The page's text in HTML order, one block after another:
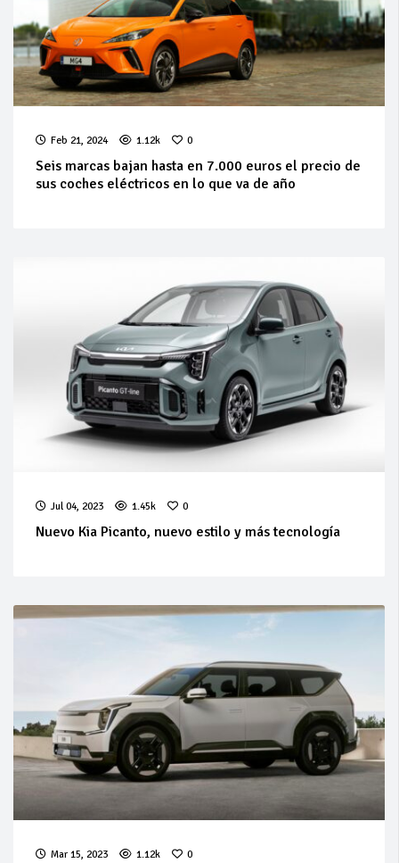
Feb 21, 2024 1.12k 0
Seis marcas bajan hasta en 7.000 euros el precio de
sus coches eléctricos en lo que va de año
Jul 04, 2023 1.45k 0
Nuevo Kia Picanto, nuevo estilo y más tecnología
Mar 15, 2023 1.12k 0